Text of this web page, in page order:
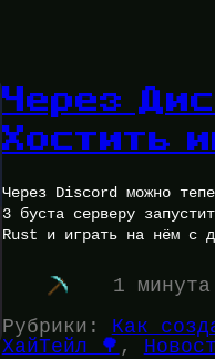
Через
Хостить
Через Discord можно
3 буста серверу
Rust и играть на нём с
1 минута
Рубрики: Как
ХайТейл 🌳 ,